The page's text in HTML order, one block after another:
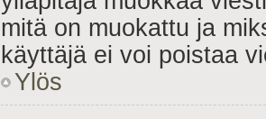
mitä on muokattu ja
käyttäjä ei voi poistaa
Ylös